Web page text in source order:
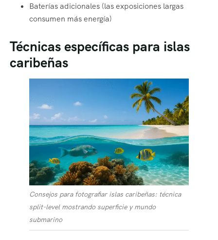
Baterías adicionales (las exposiciones largas
consumen más energía)
Técnicas específicas para islas
caribeñas
Consejos para fotografiar islas caribeñas: técnica
split-level mostrando superficie y mundo
submarino